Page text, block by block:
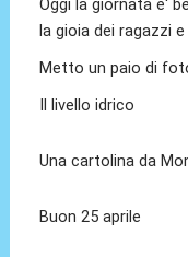
Oggi la giornata e'
la gioia dei ragazzi
Metto un paio di
Il livello idrico
Una cartolina da
Buon 25 aprile